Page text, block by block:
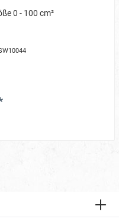
Druckkosten in der Größe 0 - 100 cm²